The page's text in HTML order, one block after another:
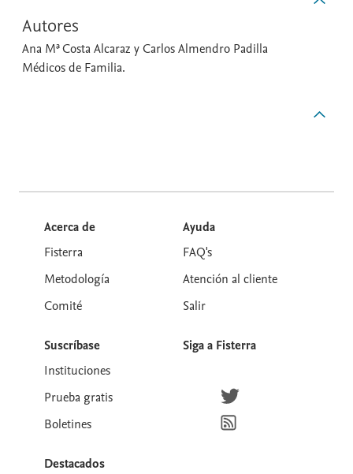
Autores
Ana Mª Costa Alcaraz y Carlos Almendro Padilla
Médicos de Familia.
Acerca de
Fisterra
Metodología
Comité
Suscríbase
Instituciones
Prueba gratis
Boletines
Destacados
Ayuda
FAQ's
Atención al cliente
Salir
Siga a Fisterra
Síguenos en Twitter
Suscríbete para recibir